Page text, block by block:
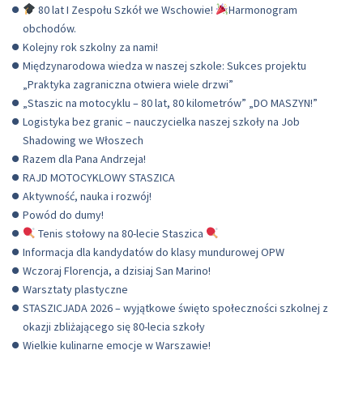
80 lat I Zespołu Szkół we Wschowie!
Harmonogram
obchodów.
Kolejny rok szkolny za nami!
Międzynarodowa wiedza w naszej szkole: Sukces projektu
„Praktyka zagraniczna otwiera wiele drzwi”
„Staszic na motocyklu – 80 lat, 80 kilometrów” „DO MASZYN!”
Logistyka bez granic – nauczycielka naszej szkoły na Job
Shadowing we Włoszech
Razem dla Pana Andrzeja!
RAJD MOTOCYKLOWY STASZICA
Aktywność, nauka i rozwój!
Powód do dumy!
Tenis stołowy na 80-lecie Staszica
Informacja dla kandydatów do klasy mundurowej OPW
Wczoraj Florencja, a dzisiaj San Marino!
Warsztaty plastyczne
STASZICJADA 2026 – wyjątkowe święto społeczności szkolnej z
okazji zbliżającego się 80-lecia szkoły
Wielkie kulinarne emocje w Warszawie!